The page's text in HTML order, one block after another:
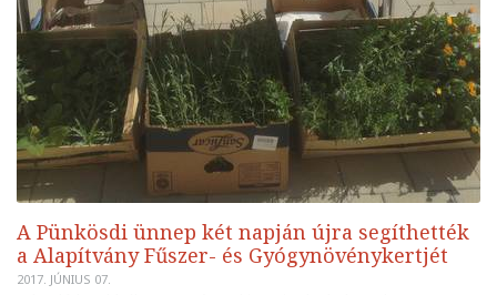
A Pünkösdi ünnep két napján újra segíthették
a Alapítvány Fűszer- és Gyógynövénykertjét
2017. JÚNIUS 07.